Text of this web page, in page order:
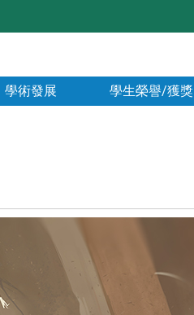
學術發展 學生榮譽/獲獎